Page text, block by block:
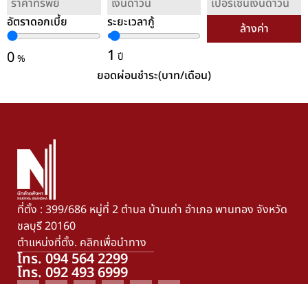
อัตราดอกเบี้ย
0%
ระยะเวลากู้
1 ปี
ล้างค่า
ยอดผ่อนชำระ(บาท/เดือน)
ที่ตั้ง : 399/686 หมู่ที่ 2 ตำบล บ้านเก่า อำเภอ พานทอง จังหวัด
ชลบุรี 20160
ตำแหน่งที่ตั้ง. คลิกเพื่อนำทาง
โทร. 094 564 2299
โทร. 092 493 6999